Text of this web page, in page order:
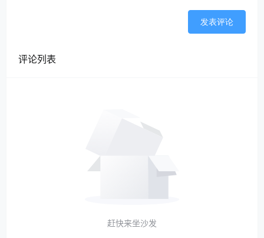
发表评论
评论列表
赶快来坐沙发